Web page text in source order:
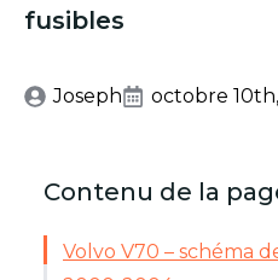
fusibles
Joseph octobre
Contenu de la
Volvo V70 – schéma